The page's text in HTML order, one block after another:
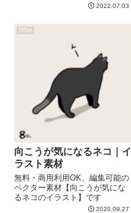
2022.07.03
Other
向こうが気になるネコ｜イ
ラスト素材
無料・商用利用OK、編集可能の
ベクター素材【向こうが気にな
るネコのイラスト】です
2020.09.27